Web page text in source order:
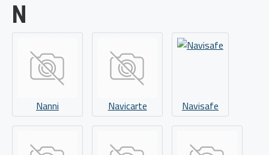
N
Nanni Navicarte Navisafe